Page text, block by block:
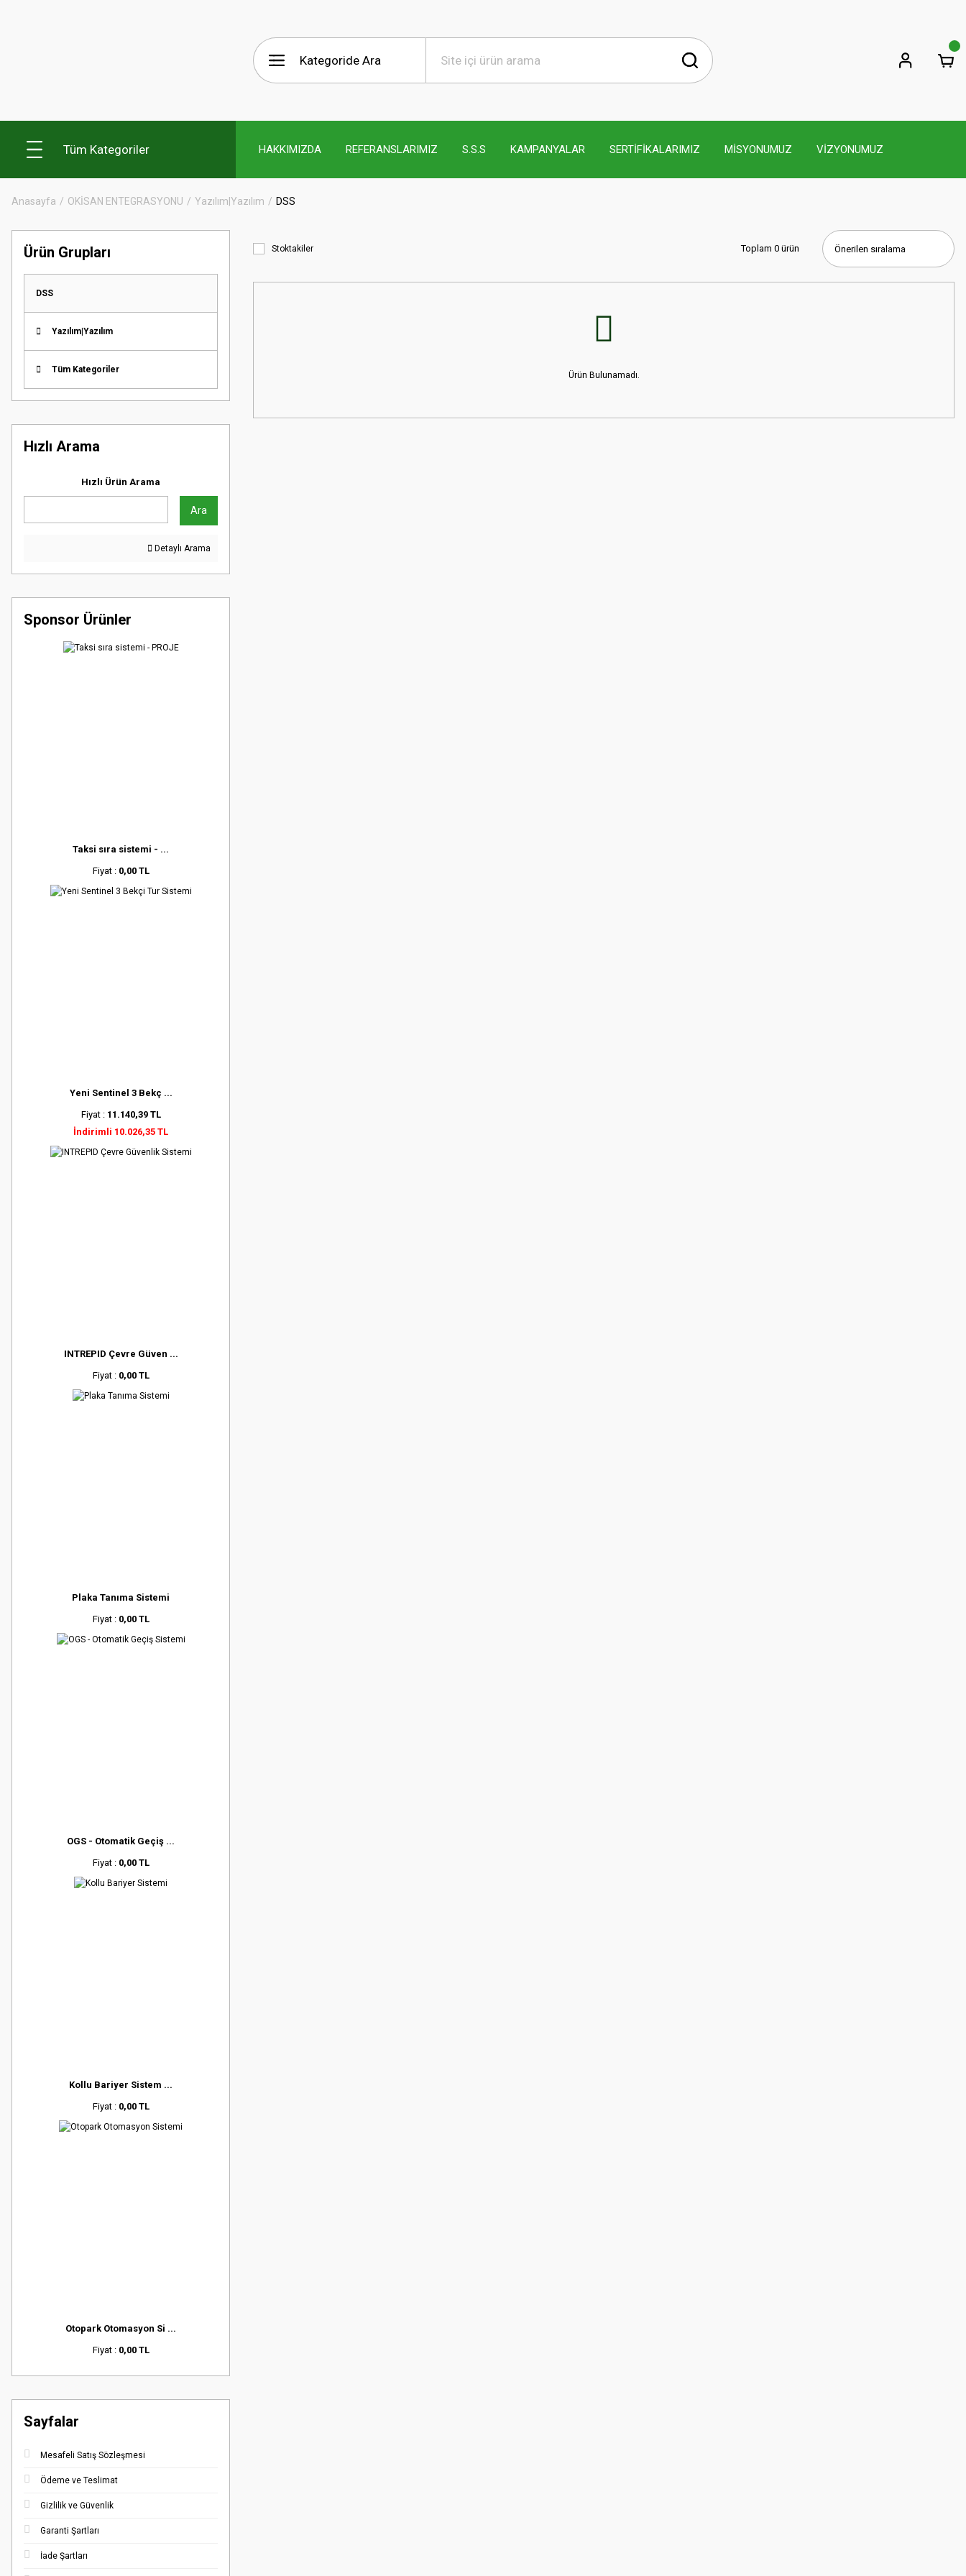
Tüm Kategoriler HAKKIMIZDA REFERANSLARIMIZ S.S.S KAMPANYALAR SERTİFİKALARIMIZ MİSYONUMUZ VİZYONUMUZ
Anasayfa OKİSAN ENTEGRASYONU Yazılım|Yazılım DSS
Ürün Grupları
DSS
Yazılım|Yazılım
Tüm Kategoriler
Hızlı Arama
Hızlı Ürün Arama
Ara
Detaylı Arama
Sponsor Ürünler
Taksi sıra sistemi - ...
Fiyat : 0,00 TL
Yeni Sentinel 3 Bekç ...
Fiyat : 11.140,39 TL
İndirimli 10.026,35 TL
INTREPID Çevre Güven ...
Fiyat : 0,00 TL
Plaka Tanıma Sistemi
Fiyat : 0,00 TL
OGS - Otomatik Geçiş ...
Fiyat : 0,00 TL
Kollu Bariyer Sistem ...
Fiyat : 0,00 TL
Otopark Otomasyon Si ...
Fiyat : 0,00 TL
Sayfalar
Mesafeli Satış Sözleşmesi
Ödeme ve Teslimat
Gizlilik ve Güvenlik
Garanti Şartları
İade Şartları
Stoktakiler Toplam 0 ürün
Ürün Bulunamadı.